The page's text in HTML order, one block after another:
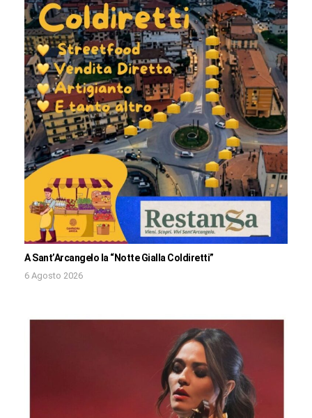
A Sant’Arcangelo la “Notte Gialla Coldiretti”
6 Agosto 2026